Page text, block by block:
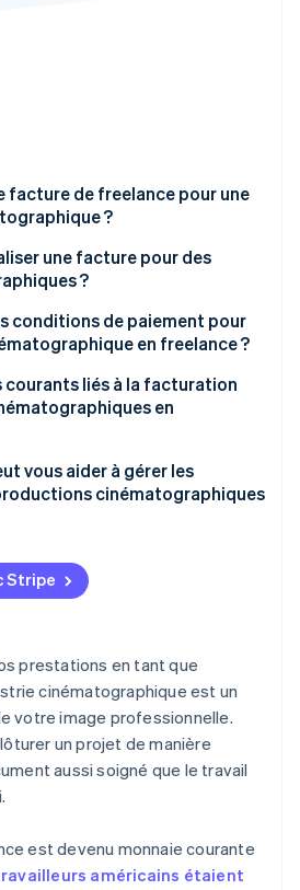
2026
Stripe construit l’infrastructure
facture de freelance pour une
?
une facture pour des
?
description de projet
pour les services spécifiques
ou les achats de matériel
l’équipe ou aux talents
frais de licence ou
échelonnés, le cas
et votre personnalité
au cinéma
de livraison
conditions de paiement pour
en freelance ?
échelonnés
de paiement
pour retard de paiement
dans la limite du
courants liés à la facturation
en
travaux non approuvés
de paiement
internationaux
vous aider à gérer les
cinématographiques
internationaux
Stripe
prestations en tant que
cinématographique est un
votre image professionnelle.
un projet de manière
aussi soigné que le travail
est devenu monnaie courante
américains étaient